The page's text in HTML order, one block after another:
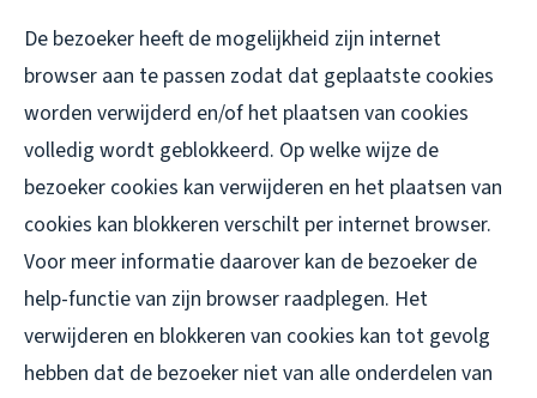
De bezoeker heeft de mogelijkheid zijn internet
browser aan te passen zodat dat geplaatste cookies
worden verwijderd en/of het plaatsen van cookies
volledig wordt geblokkeerd. Op welke wijze de
bezoeker cookies kan verwijderen en het plaatsen van
cookies kan blokkeren verschilt per internet browser.
Voor meer informatie daarover kan de bezoeker de
help-functie van zijn browser raadplegen. Het
verwijderen en blokkeren van cookies kan tot gevolg
hebben dat de bezoeker niet van alle onderdelen van